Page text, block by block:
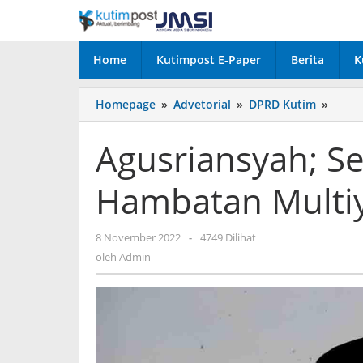
konten
Home Kutimpost E-Paper Berita
Homepage » Advetorial » DPRD Kutim »
Ada
2023
Agusriansyah;
Hambatan
8 November 2022 oleh
- 4749 Dilihat
oleh Admin